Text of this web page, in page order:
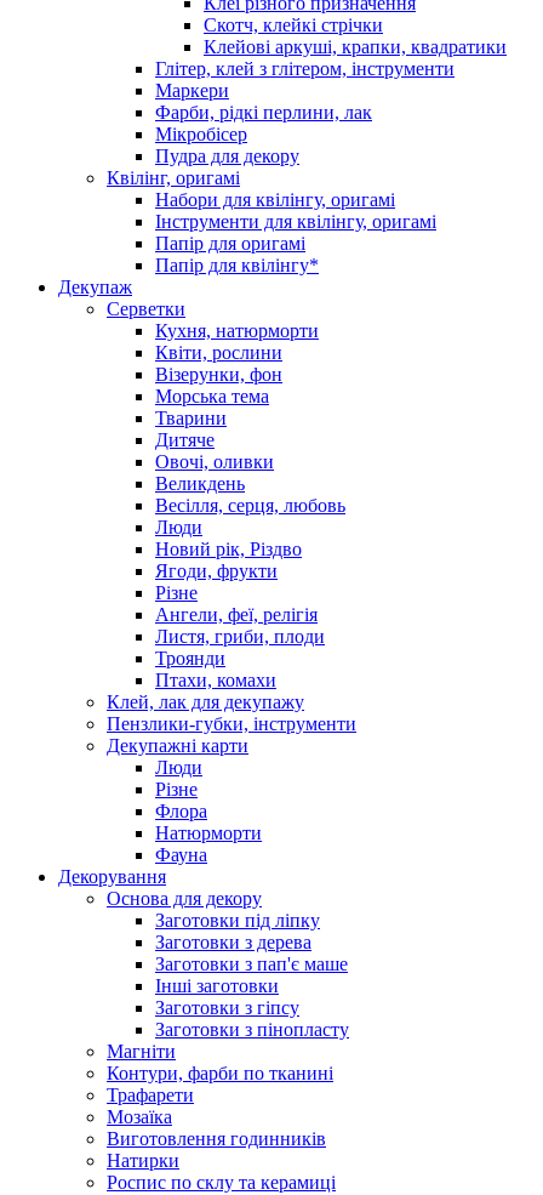
Скотч, клейкі стрічки
Клейові аркуші, крапки, квадратики
Глітер, клей з глітером, інструменти
Маркери
Фарби, рідкі перлини, лак
Мікробісер
Пудра для декору
Квілінг, оригамі
Набори для квілінгу, оригамі
Інструменти для квілінгу, оригамі
Папір для оригамі
Папір для квілінгу*
Декупаж
Серветки
Кухня, натюрморти
Квіти, рослини
Візерунки, фон
Морська тема
Тварини
Дитяче
Овочі, оливки
Великдень
Весілля, серця, любовь
Люди
Новий рік, Різдво
Ягоди, фрукти
Різне
Ангели, феї, релігія
Листя, гриби, плоди
Троянди
Птахи, комахи
Клей, лак для декупажу
Пензлики-губки, інструменти
Декупажні карти
Люди
Різне
Флора
Натюрморти
Фауна
Декорування
Основа для декору
Заготовки під ліпку
Заготовки з дерева
Заготовки з пап'є маше
Інші заготовки
Заготовки з гіпсу
Заготовки з пінопласту
Магніти
Контури, фарби по тканині
Трафарети
Мозаїка
Виготовлення годинників
Натирки
Роспис по склу та керамиці